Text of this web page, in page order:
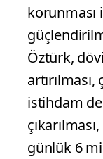
korunması
Öztürk,
istihdam
günlük 6